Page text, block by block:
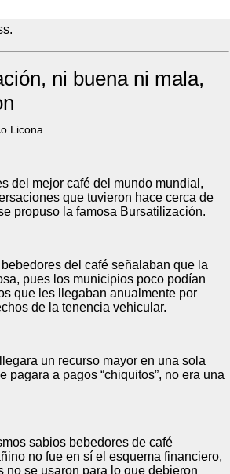
ni buena ni mala,
Licona
del mejor café del mundo mundial,
que tuvieron hace cerca de
propuso la famosa Bursatilización.
del café señalaban que la
pues los municipios poco podían
que les llegaban anualmente por
de la tenencia vehicular.
un recurso mayor en una sola
pagara a pagos “chiquitos”, no era una
sabios bebedores de café
no fue en sí el esquema financiero,
no se usaron para lo que debieron